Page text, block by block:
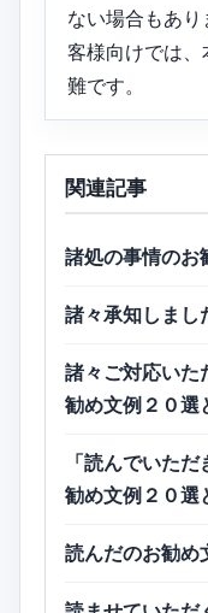
ない場合もあ
客様向けでは
難です。
関連記事
諸処の事情のお
諸々承知しまし
諸々ご対応いた
勧め文例２０選
「読んでいた
勧め文例２０選
読んだのお勧め